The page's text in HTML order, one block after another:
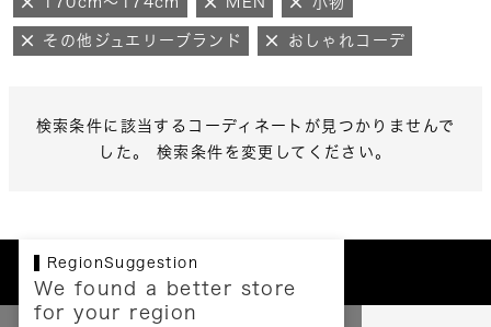
その他ジュエリーブランド おしゃれコーデ
検索条件に該当するコーディネートが見つかりませんで
した。 検索条件を変更してください。
RegionSuggestion
We found a better store
for your region